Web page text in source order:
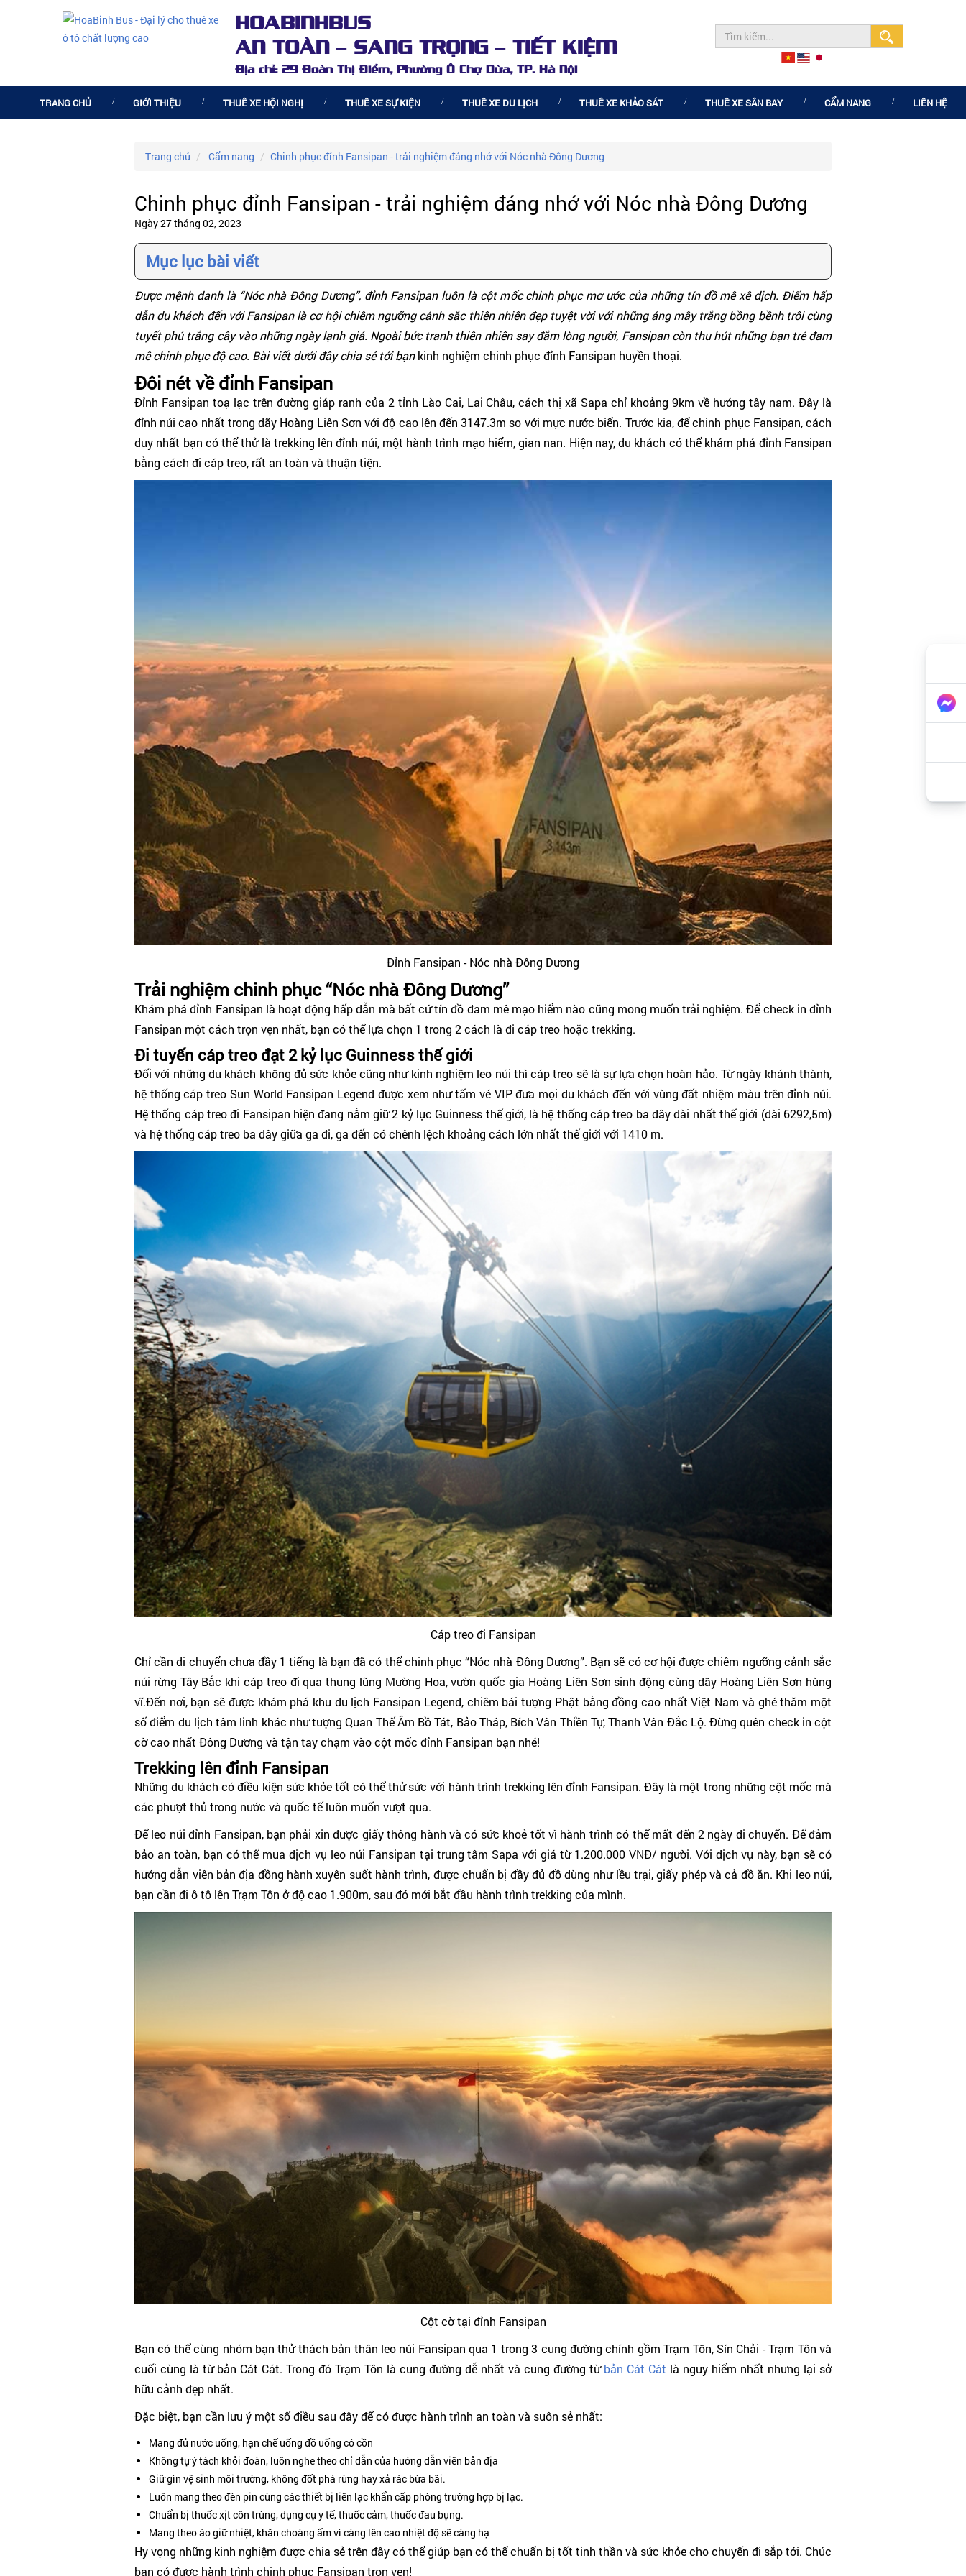
HOABINHBUS
AN TOÀN – SANG TRỌNG – TIẾT KIỆM
Địa chỉ: 29 Đoàn Thị Điểm, Phường Ô Chợ Dừa, TP. Hà Nội
TRANG CHỦ GIỚI THIỆU THUÊ XE HỘI NGHỊ THUÊ XE SỰ KIỆN THUÊ XE DU LỊCH THUÊ XE KHẢO SÁT THUÊ XE SÂN BAY CẨM NANG LIÊN HỆ
Trang chủ Cẩm nang Chinh phục đỉnh Fansipan - trải nghiệm đáng nhớ với Nóc nhà Đông Dương
Chinh phục đỉnh Fansipan - trải nghiệm đáng nhớ với Nóc nhà Đông Dương
Ngày 27 tháng 02, 2023
Mục lục bài viết
Được mệnh danh là “Nóc nhà Đông Dương”, đỉnh Fansipan luôn là cột mốc chinh phục mơ ước của những tín đồ mê xê dịch. Điểm hấp
dẫn du khách đến với Fansipan là cơ hội chiêm ngưỡng cảnh sắc thiên nhiên đẹp tuyệt vời với những áng mây trắng bồng bềnh trôi cùng
tuyết phủ trắng cây vào những ngày lạnh giá. Ngoài bức tranh thiên nhiên say đắm lòng người, Fansipan còn thu hút những bạn trẻ đam
mê chinh phục độ cao. Bài viết dưới đây chia sẻ tới bạnkinh nghiệm chinh phục đỉnh Fansipan huyền thoại.
Đôi nét về đỉnh Fansipan
Đỉnh Fansipan toạ lạc trên đường giáp ranh của 2 tỉnh Lào Cai, Lai Châu, cách thị xã Sapa chỉ khoảng 9km về hướng tây nam. Đây là
đỉnh núi cao nhất trong dãy Hoàng Liên Sơn với độ cao lên đến 3147.3m so với mực nước biển. Trước kia, để chinh phục Fansipan, cách
duy nhất bạn có thể thử là trekking lên đỉnh núi, một hành trình mạo hiểm, gian nan. Hiện nay, du khách có thể khám phá đỉnh Fansipan
bằng cách đi cáp treo, rất an toàn và thuận tiện.
Đỉnh Fansipan - Nóc nhà Đông Dương
Trải nghiệm chinh phục “Nóc nhà Đông Dương”
Khám phá đỉnh Fansipan là hoạt động hấp dẫn mà bất cứ tín đồ đam mê mạo hiểm nào cũng mong muốn trải nghiệm. Để check in đỉnh
Fansipan một cách trọn vẹn nhất, bạn có thể lựa chọn 1 trong 2 cách là đi cáp treo hoặc trekking.
Đi tuyến cáp treo đạt 2 kỷ lục Guinness thế giới
Đối với những du khách không đủ sức khỏe cũng như kinh nghiệm leo núi thì cáp treo sẽ là sự lựa chọn hoàn hảo. Từ ngày khánh thành,
hệ thống cáp treo Sun World Fansipan Legend được xem như tấm vé VIP đưa mọi du khách đến với vùng đất nhiệm màu trên đỉnh núi.
Hệ thống cáp treo đi Fansipan hiện đang nắm giữ 2 kỷ lục Guinness thế giới, là hệ thống cáp treo ba dây dài nhất thế giới (dài 6292,5m)
và hệ thống cáp treo ba dây giữa ga đi, ga đến có chênh lệch khoảng cách lớn nhất thế giới với 1410 m.
Cáp treo đi Fansipan
Chỉ cần di chuyển chưa đầy 1 tiếng là bạn đã có thể chinh phục “Nóc nhà Đông Dương”. Bạn sẽ có cơ hội được chiêm ngưỡng cảnh sắc
núi rừng Tây Bắc khi cáp treo đi qua thung lũng Mường Hoa, vườn quốc gia Hoàng Liên Sơn sinh động cùng dãy Hoàng Liên Sơn hùng
vĩ.Đến nơi, bạn sẽ được khám phá khu du lịch Fansipan Legend, chiêm bái tượng Phật bằng đồng cao nhất Việt Nam và ghé thăm một
số điểm du lịch tâm linh khác như tượng Quan Thế Âm Bồ Tát, Bảo Tháp, Bích Vân Thiền Tự, Thanh Vân Đắc Lộ. Đừng quên check in cột
cờ cao nhất Đông Dương và tận tay chạm vào cột mốc đỉnh Fansipan bạn nhé!
Trekking lên đỉnh Fansipan
Những du khách có điều kiện sức khỏe tốt có thể thử sức với hành trình trekking lên đỉnh Fansipan. Đây là một trong những cột mốc mà
các phượt thủ trong nước và quốc tế luôn muốn vượt qua.
Để leo núi đỉnh Fansipan, bạn phải xin được giấy thông hành và có sức khoẻ tốt vì hành trình có thể mất đến 2 ngày di chuyển. Để đảm
bảo an toàn, bạn có thể mua dịch vụ leo núi Fansipan tại trung tâm Sapa với giá từ 1.200.000 VNĐ/ người. Với dịch vụ này, bạn sẽ có
hướng dẫn viên bản địa đồng hành xuyên suốt hành trình, được chuẩn bị đầy đủ đồ dùng như lều trại, giấy phép và cả đồ ăn. Khi leo núi,
bạn cần đi ô tô lên Trạm Tôn ở độ cao 1.900m, sau đó mới bắt đầu hành trình trekking của mình.
Cột cờ tại đỉnh Fansipan
Bạn có thể cùng nhóm bạn thử thách bản thân leo núi Fansipan qua 1 trong 3 cung đường chính gồm Trạm Tôn, Sín Chải - Trạm Tôn và
cuối cùng là từ bản Cát Cát. Trong đó Trạm Tôn là cung đường dễ nhất và cung đường từbản Cát Cát là nguy hiểm nhất nhưng lại sở
hữu cảnh đẹp nhất.
Đặc biệt, bạn cần lưu ý một số điều sau đây để có được hành trình an toàn và suôn sẻ nhất:
Mang đủ nước uống, hạn chế uống đồ uống có cồn
Không tự ý tách khỏi đoàn, luôn nghe theo chỉ dẫn của hướng dẫn viên bản địa
Giữ gìn vệ sinh môi trường, không đốt phá rừng hay xả rác bừa bãi.
Luôn mang theo đèn pin cùng các thiết bị liên lạc khẩn cấp phòng trường hợp bị lạc.
Chuẩn bị thuốc xịt côn trùng, dụng cụ y tế, thuốc cảm, thuốc đau bụng.
Mang theo áo giữ nhiệt, khăn choàng ấm vì càng lên cao nhiệt độ sẽ càng hạ
Hy vọng những kinh nghiệm được chia sẻ trên đây có thể giúp bạn có thể chuẩn bị tốt tinh thần và sức khỏe cho chuyến đi sắp tới. Chúc
bạn có được hành trình chinh phục Fansipan trọn vẹn!